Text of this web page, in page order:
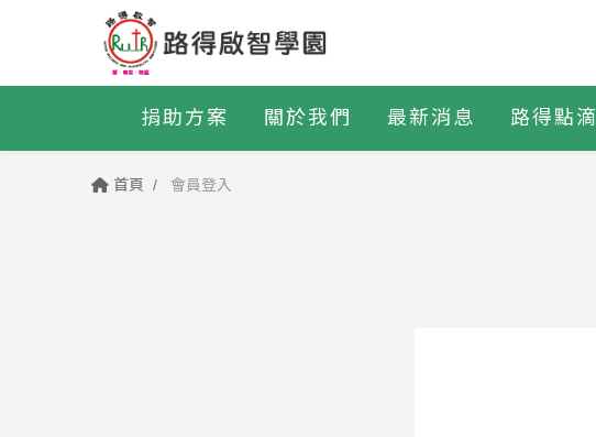
捐助方案 關於我們 最新消息 路得點滴
首頁 會員登入